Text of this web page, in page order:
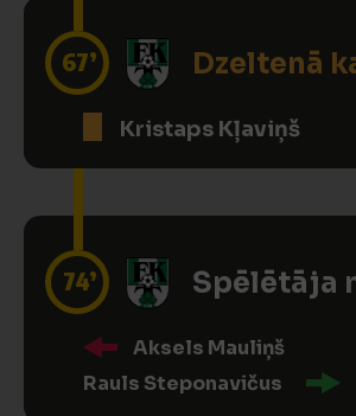
67’ Dzeltenā
Kristaps Kļaviņš
74’ Spēlētāja
Aksels Mauliņš
Rauls Steponavičus